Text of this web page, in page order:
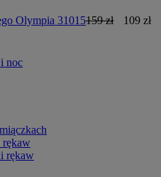
Olympia 31015159 zł
109 zł
noc
rękaw
rękaw